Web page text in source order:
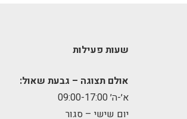
שעות פעילות
אולם תצוגה – גבעת שאול:
א׳-ה׳ 09:00-17:00
יום שישי – סגור